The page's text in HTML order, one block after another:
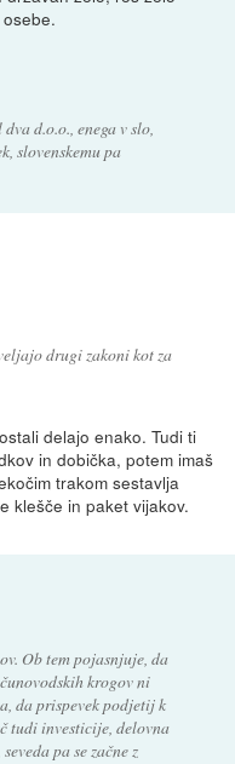
d.o.o., enega v slo,
slovenskemu pa
drugi zakoni kot za
delajo enako. Tudi ti
in dobička, potem imaš
trakom sestavlja
klešče in paket vijakov.
Ob tem pojasnjuje, da
krogov ni
da prispevek podjetij k
tudi investicije, delovna
pa se začne z